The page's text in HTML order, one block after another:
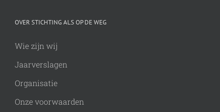
OVER STICHTING ALS OP DE WEG
Wie zijn wij
Jaarverslagen
Organisatie
Onze voorwaarden